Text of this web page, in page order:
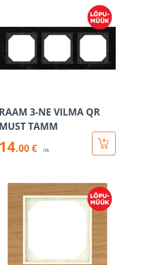
RAAM 3-NE VILMA QR
MUST TAMM
14.00 € /tk